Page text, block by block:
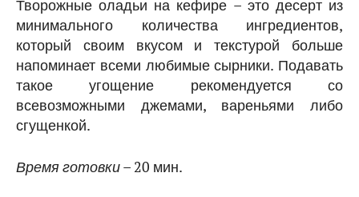
Творожные оладьи на кефире – это десерт из
минимального количества ингредиентов,
который своим вкусом и текстурой больше
напоминает всеми любимые сырники. Подавать
такое угощение рекомендуется со
всевозможными джемами, вареньями либо
сгущенкой.
Время готовки– 20 мин.